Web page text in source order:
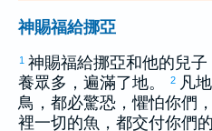
神賜福給挪亞
1 神賜福給挪亞和他的兒子
養眾多，遍滿了地。
2 凡
鳥，都必驚恐，懼怕你們
裡一切的魚，都交付你們